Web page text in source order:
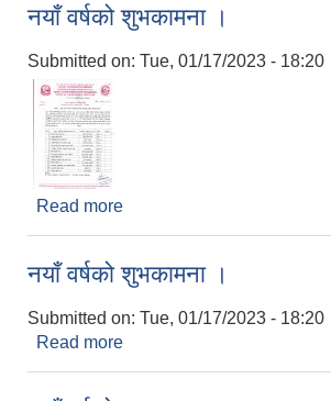
नयाँ वर्षको शुभकामना ।
Submitted on: Tue, 01/17/2023 - 18:20
Read more
नयाँ वर्षको शुभकामना ।
Submitted on: Tue, 01/17/2023 - 18:20
Read more